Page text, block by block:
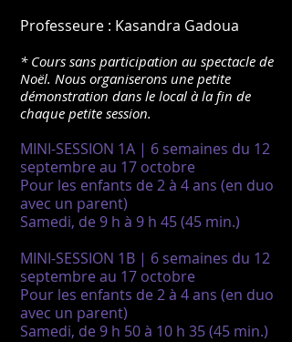
Professeure : Kasandra Gadoua
* Cours sans participation au spectacle de
Noël. Nous organiserons une petite
démonstration dans le local à la fin de
chaque petite session.
MINI-SESSION 1A | 6 semaines du 12
septembre au 17 octobre
Pour les enfants de 2 à 4 ans (en duo
avec un parent)
Samedi, de 9 h à 9 h 45 (45 min.)
MINI-SESSION 1B | 6 semaines du 12
septembre au 17 octobre
Pour les enfants de 2 à 4 ans (en duo
avec un parent)
Samedi, de 9 h 50 à 10 h 35 (45 min.)